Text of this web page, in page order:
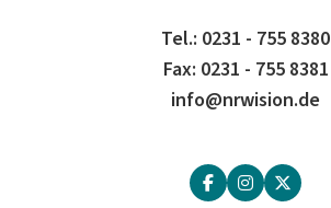
Tel.: 0231 - 755 8380
Fax: 0231 - 755 8381
info@nrwision.de